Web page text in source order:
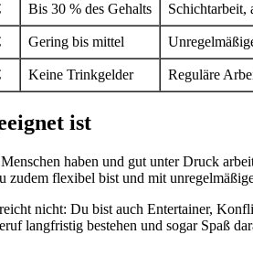
Bis 30 % des Gehalts Schichtarbeit,
Gering bis mittel
Keine Trinkgelder Reguläre
ist
haben und gut unter Druck
zudem flexibel bist und mit
nicht: Du bist auch Entertainer,
langfristig bestehen und sogar Spaß